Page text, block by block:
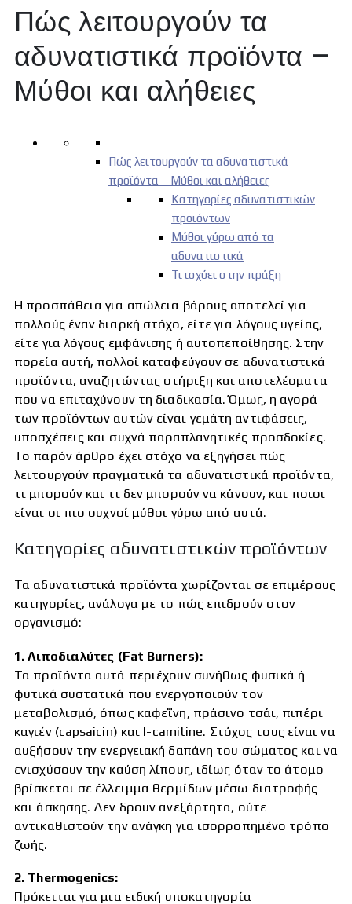
Πώς λειτουργούν τα
αδυνατιστικά προϊόντα –
Μύθοι και αλήθειες
Πώς λειτουργούν τα αδυνατιστικά
προϊόντα – Μύθοι και αλήθειες
Κατηγορίες αδυνατιστικών
προϊόντων
Μύθοι γύρω από τα
αδυνατιστικά
Τι ισχύει στην πράξη
Η προσπάθεια για απώλεια βάρους αποτελεί για
πολλούς έναν διαρκή στόχο, είτε για λόγους υγείας,
είτε για λόγους εμφάνισης ή αυτοπεποίθησης. Στην
πορεία αυτή, πολλοί καταφεύγουν σε αδυνατιστικά
προϊόντα, αναζητώντας στήριξη και αποτελέσματα
που να επιταχύνουν τη διαδικασία. Όμως, η αγορά
των προϊόντων αυτών είναι γεμάτη αντιφάσεις,
υποσχέσεις και συχνά παραπλανητικές προσδοκίες.
Το παρόν άρθρο έχει στόχο να εξηγήσει πώς
λειτουργούν πραγματικά τα αδυνατιστικά προϊόντα,
τι μπορούν και τι δεν μπορούν να κάνουν, και ποιοι
είναι οι πιο συχνοί μύθοι γύρω από αυτά.
Κατηγορίες αδυνατιστικών προϊόντων
Τα αδυνατιστικά προϊόντα χωρίζονται σε επιμέρους
κατηγορίες, ανάλογα με το πώς επιδρούν στον
οργανισμό:
1. Λιποδιαλύτες (Fat Burners):
Τα προϊόντα αυτά περιέχουν συνήθως φυσικά ή
φυτικά συστατικά που ενεργοποιούν τον
μεταβολισμό, όπως καφεΐνη, πράσινο τσάι, πιπέρι
καγιέν (capsaicin) και l-carnitine. Στόχος τους είναι να
αυξήσουν την ενεργειακή δαπάνη του σώματος και να
ενισχύσουν την καύση λίπους, ιδίως όταν το άτομο
βρίσκεται σε έλλειμμα θερμίδων μέσω διατροφής
και άσκησης. Δεν δρουν ανεξάρτητα, ούτε
αντικαθιστούν την ανάγκη για ισορροπημένο τρόπο
ζωής.
2. Thermogenics:
Πρόκειται για μια ειδική υποκατηγορία